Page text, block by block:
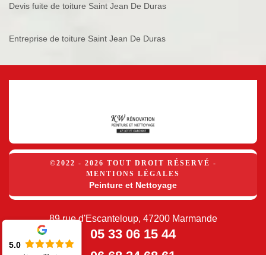
Devis fuite de toiture Saint Jean De Duras
Entreprise de toiture Saint Jean De Duras
©2022 - 2026 TOUT DROIT RÉSERVÉ -
MENTIONS LÉGALES
Peinture et Nettoyage
89 rue d'Escanteloup, 47200 Marmande
05 33 06 15 44
5.0